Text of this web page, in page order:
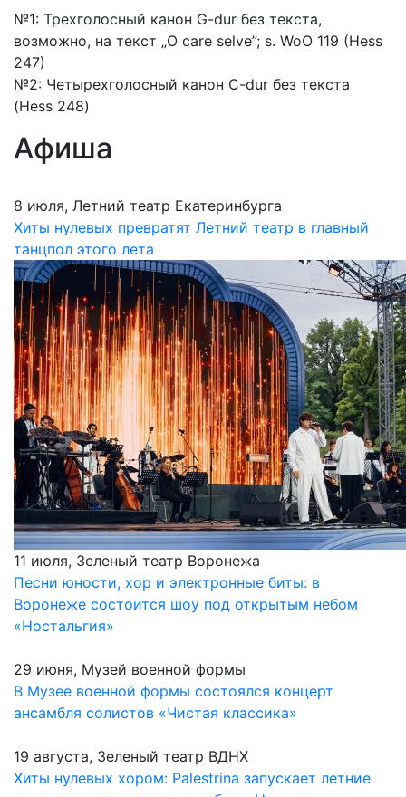
№1: Трехголосный канон G-dur без текста,
возможно, на текст „O care selve”; s. WoO 119 (Hess
247)
№2: Четырехголосный канон C-dur без текста
(Hess 248)
Афиша
8 июля, Летний театр Екатеринбурга
Хиты нулевых превратят Летний театр в главный
танцпол этого лета
11 июля, Зеленый театр Воронежа
Песни юности, хор и электронные биты: в
Воронеже состоится шоу под открытым небом
«Ностальгия»
29 июня, Музей военной формы
В Музее военной формы состоялся концерт
ансамбля солистов «Чистая классика»
19 августа, Зеленый театр ВДНХ
Хиты нулевых хором: Palestrina запускает летние